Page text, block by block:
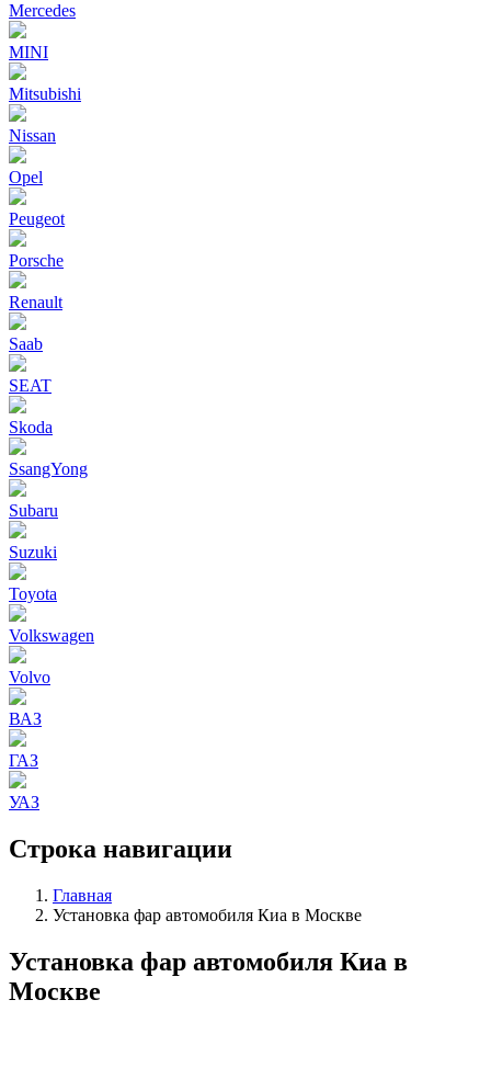
Mercedes
MINI
Mitsubishi
Nissan
Opel
Peugeot
Porsche
Renault
Saab
SEAT
Skoda
SsangYong
Subaru
Suzuki
Toyota
Volkswagen
Volvo
ВАЗ
ГАЗ
УАЗ
Строка навигации
Главная
Установка фар автомобиля Киа в Москве
Установка фар автомобиля Киа в
Москве